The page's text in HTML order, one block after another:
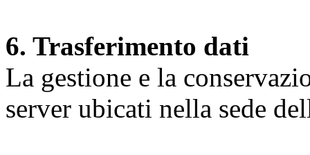
6. Trasferimento dati
La gestione e la
server ubicati nella sede